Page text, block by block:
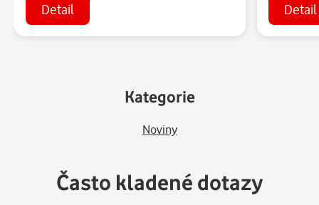
Detail Detail
Kategorie
Noviny
Často kladené dotazy